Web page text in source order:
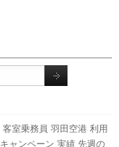
客室乗務員 羽田空港 利用
キャンペーン 実績 先週の